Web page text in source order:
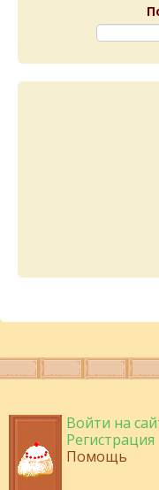
Войти на
Регистрация
Помощь